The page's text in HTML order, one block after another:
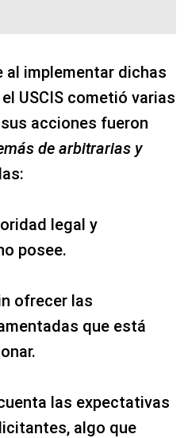
al implementar dichas
USCIS cometió varias
acciones fueron
de arbitrarias y
legal y
posee.
ofrecer las
que está
las expectativas
algo que